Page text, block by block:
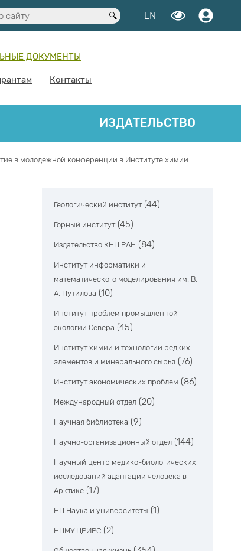
EN
ДОКУМЕНТЫ
Контакты
ИЗДАТЕЛЬСТВО
в молодежной конференции в Институте химии
Геологический институт (44)
Горный институт (45)
Издательство КНЦ РАН (84)
Институт информатики и
математического моделирования им. В.
А. Путилова (10)
Институт проблем промышленной
экологии Севера (45)
Институт химии и технологии редких
элементов и минерального сырья (76)
Институт экономических проблем (86)
Международный отдел (20)
Научная библиотека (9)
Научно-организационный отдел (144)
Научный центр медико-биологических
исследований адаптации человека в
Арктике (17)
НП Наука и университеты (1)
НЦМУ ЦРИРС (2)